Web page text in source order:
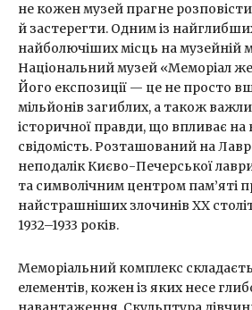
не кожен музей прагне
й застерегти. Одним із
найболючіших місць на музейній
Національний музей «Меморіал
Його експозиції — це не просто
мільйонів загиблих, а також
історичної правди, що впливає на
свідомість. Розташований на
неподалік Києво-Печерської
та символічним центром пам’яті
найстрашніших злочинів XX
1932–1933 років.
Меморіальний комплекс
елементів, кожен із яких несе